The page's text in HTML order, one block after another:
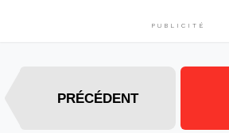
PUBLICITÉ
PRÉCÉDENT